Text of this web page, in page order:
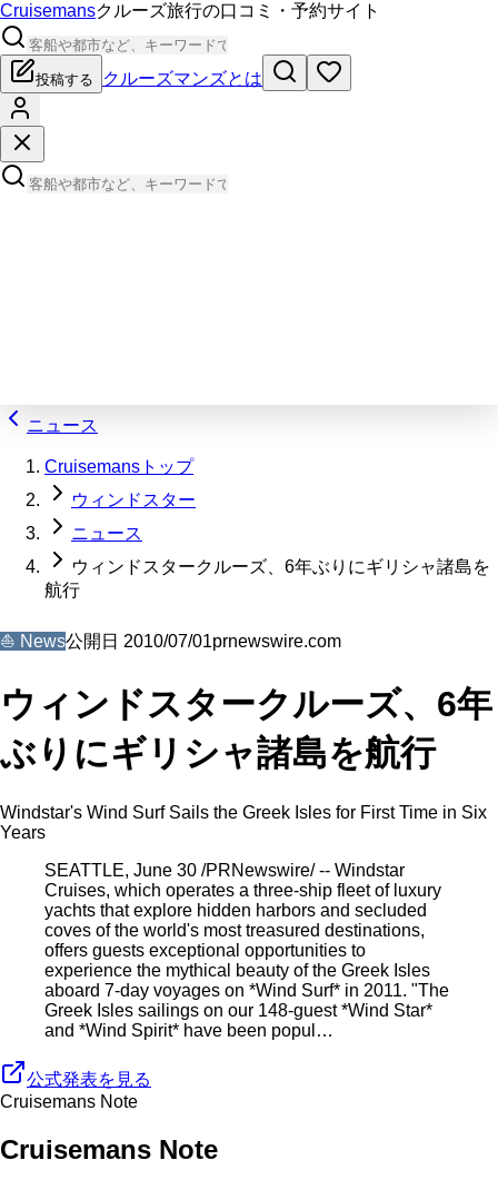
Cruisemansクルーズ旅行の口コミ・予約サイト
投稿する クルーズマンズとは
ニュース
Cruisemansトップ
ウィンドスター
ニュース
ウィンドスタークルーズ、6年ぶりにギリシャ諸島を
航行
⛵ News公開日 2010/07/01prnewswire.com
ウィンドスタークルーズ、6年
ぶりにギリシャ諸島を航行
Windstar's Wind Surf Sails the Greek Isles for First Time in Six
Years
SEATTLE, June 30 /PRNewswire/ -- Windstar
Cruises, which operates a three-ship fleet of luxury
yachts that explore hidden harbors and secluded
coves of the world's most treasured destinations,
offers guests exceptional opportunities to
experience the mythical beauty of the Greek Isles
aboard 7-day voyages on *Wind Surf* in 2011. "The
Greek Isles sailings on our 148-guest *Wind Star*
and *Wind Spirit* have been popul…
公式発表を見る
Cruisemans Note
Cruisemans Note